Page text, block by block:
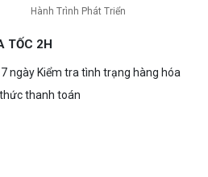
năng chơi game vượt trội. Khám phá chi tiết
nhân khiến PC gaming bị tụt
bị tụt FPS sau một thời gian? Tìm hiểu
kiểm tra, khắc phục từng bước tại Vi Tính
Hoãn Ra Mắt Dòng RTX 50
Hành Trình Phát Triển
TỐC 2H
ngày Kiểm tra tình trạng hàng hóa
thanh toán